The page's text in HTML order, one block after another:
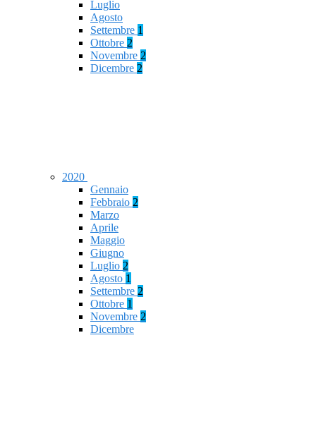
Luglio
Agosto
Settembre 1
Ottobre 2
Novembre 2
Dicembre 2
2020
Gennaio
Febbraio 2
Marzo
Aprile
Maggio
Giugno
Luglio 2
Agosto 1
Settembre 2
Ottobre 1
Novembre 2
Dicembre